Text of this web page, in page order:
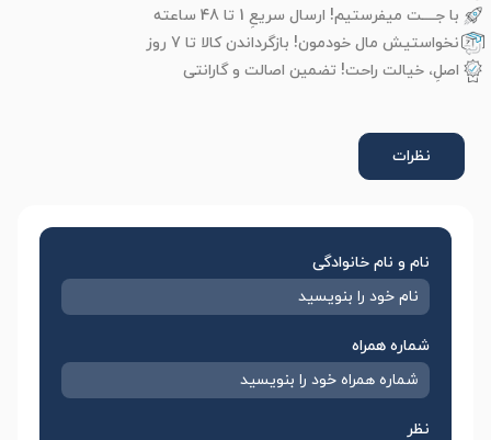
با جــــت میفرستیم! ارسال سریعِ 1 تا 48 ساعته
نخواستیش مال خودمون! بازگرداندن کالا تا 7 روز
اصلِ، خیالت راحت! تضمین اصالت و گارانتی
نظرات
نام و نام خانوادگی
شماره همراه
نظر